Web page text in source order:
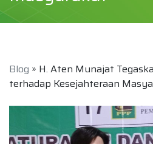
Blog » H. Aten Munajat
terhadap Kesejahteraan